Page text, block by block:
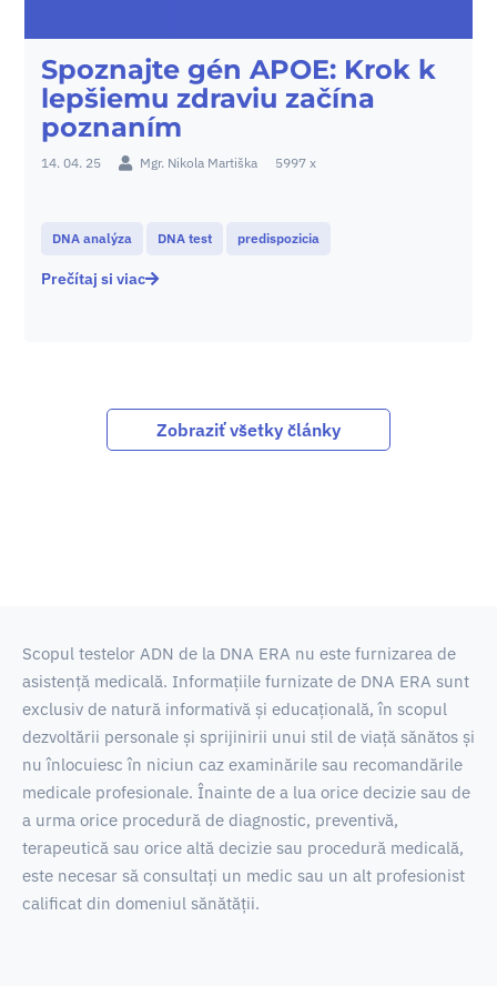
Spoznajte gén APOE: Krok k
lepšiemu zdraviu začína
poznaním
14. 04. 25 Mgr. Nikola Martiška 5997 x
DNA analýza DNA test predispozicia
Prečítaj si viac
Zobraziť všetky články
Scopul testelor ADN de la DNA ERA nu este furnizarea de
asistență medicală. Informațiile furnizate de DNA ERA sunt
exclusiv de natură informativă și educațională, în scopul
dezvoltării personale și sprijinirii unui stil de viață sănătos și
nu înlocuiesc în niciun caz examinările sau recomandările
medicale profesionale. Înainte de a lua orice decizie sau de
a urma orice procedură de diagnostic, preventivă,
terapeutică sau orice altă decizie sau procedură medicală,
este necesar să consultați un medic sau un alt profesionist
calificat din domeniul sănătății.